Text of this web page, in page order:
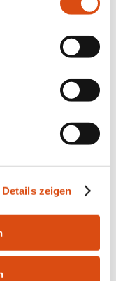
Details zeigen
04182-291916 |